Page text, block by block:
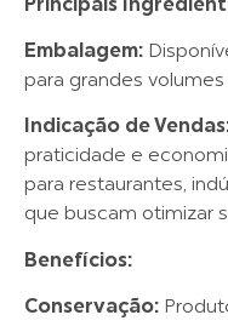
Principais
Embalagem:
para grandes
Indicação de
praticidade e
para restaurantes,
que buscam otimizar
Benefícios:
Conservação: